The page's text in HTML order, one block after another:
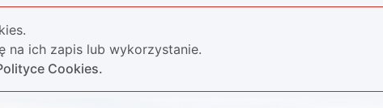
na ich zapis lub wykorzystanie.
Cookies.